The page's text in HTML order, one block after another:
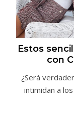
Estos
con
¿Será
intimidan a